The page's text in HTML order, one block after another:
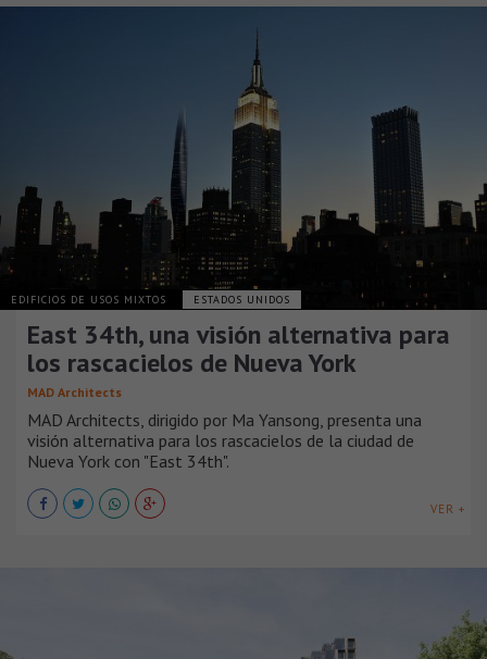
EDIFICIOS DE USOS MIXTOS ESTADOS UNIDOS
East 34th, una visión alternativa para
los rascacielos de Nueva York
MAD Architects
MAD Architects, dirigido por Ma Yansong, presenta una
visión alternativa para los rascacielos de la ciudad de
Nueva York con "East 34th".
VER +